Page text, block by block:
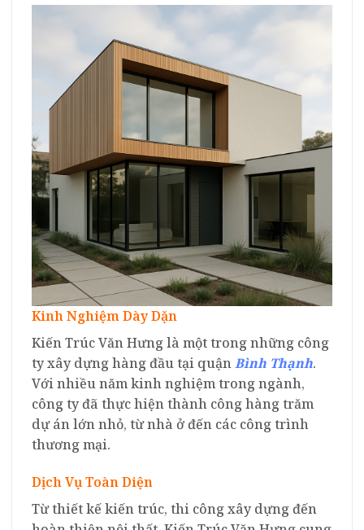
Kinh Nghiệm Dày Dặn
Kiến Trúc Văn Hưng là một trong những công
ty xây dựng hàng đầu tại quậnBình Thạnh.
Với nhiều năm kinh nghiệm trong ngành,
công ty đã thực hiện thành công hàng trăm
dự án lớn nhỏ, từ nhà ở đến các công trình
thương mại.
Dịch Vụ Toàn Diện
Từ thiết kế kiến trúc, thi công xây dựng đến